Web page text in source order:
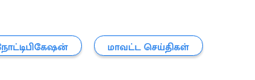
மாவட்ட செய்திகள்